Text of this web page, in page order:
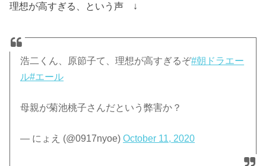
理想が高すぎる、という声 ↓
浩二くん、原節子て、理想が高すぎるぞ#朝ドラエー
ル#エール
母親が菊池桃子さんだという弊害か？
— にょえ (@0917nyoe)October 11, 2020